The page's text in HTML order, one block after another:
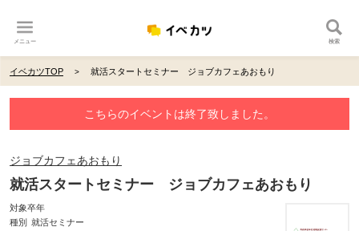
メニュー 検索
イベカツTOP 就活スタートセミナー ジョブカフェあおもり
こちらのイベントは終了致しました。
ジョブカフェあおもり
就活スタートセミナー ジョブカフェあおもり
対象卒年
種別 就活セミナー